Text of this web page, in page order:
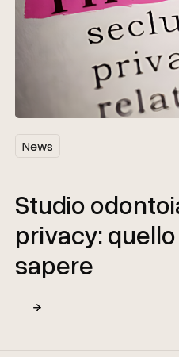
News
News
Studio
privacy:
sapere